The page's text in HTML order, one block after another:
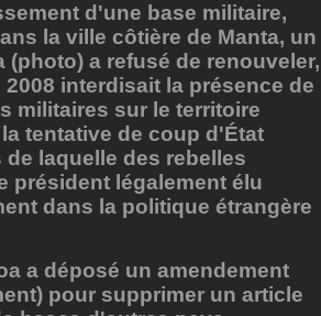
d'une base militaire,
la ville côtière de Manta, un
a refusé de renouveler,
interdisait la présence de
militaires sur le territoire
tentative de coup d'État
laquelle des rebelles
président légalement élu
dans la politique étrangère
a déposé un amendement
pour supprimer un article